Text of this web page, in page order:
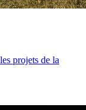
projets de la